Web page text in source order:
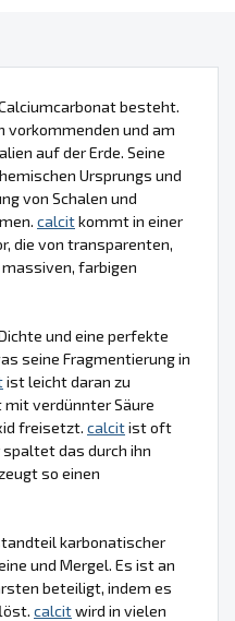
besteht.
vorkommenden und am
auf der Erde. Seine
Ursprungs und
von Schalen und
calcitkommt in einer
die von transparenten,
farbigen
und eine perfekte
seine Fragmentierung in
ist leicht daran zu
mit verdünnter Säure
freisetzt. calcitist oft
das durch ihn
so einen
karbonatischer
und Mergel. Es ist an
beteiligt, indem es
calcitwird in vielen